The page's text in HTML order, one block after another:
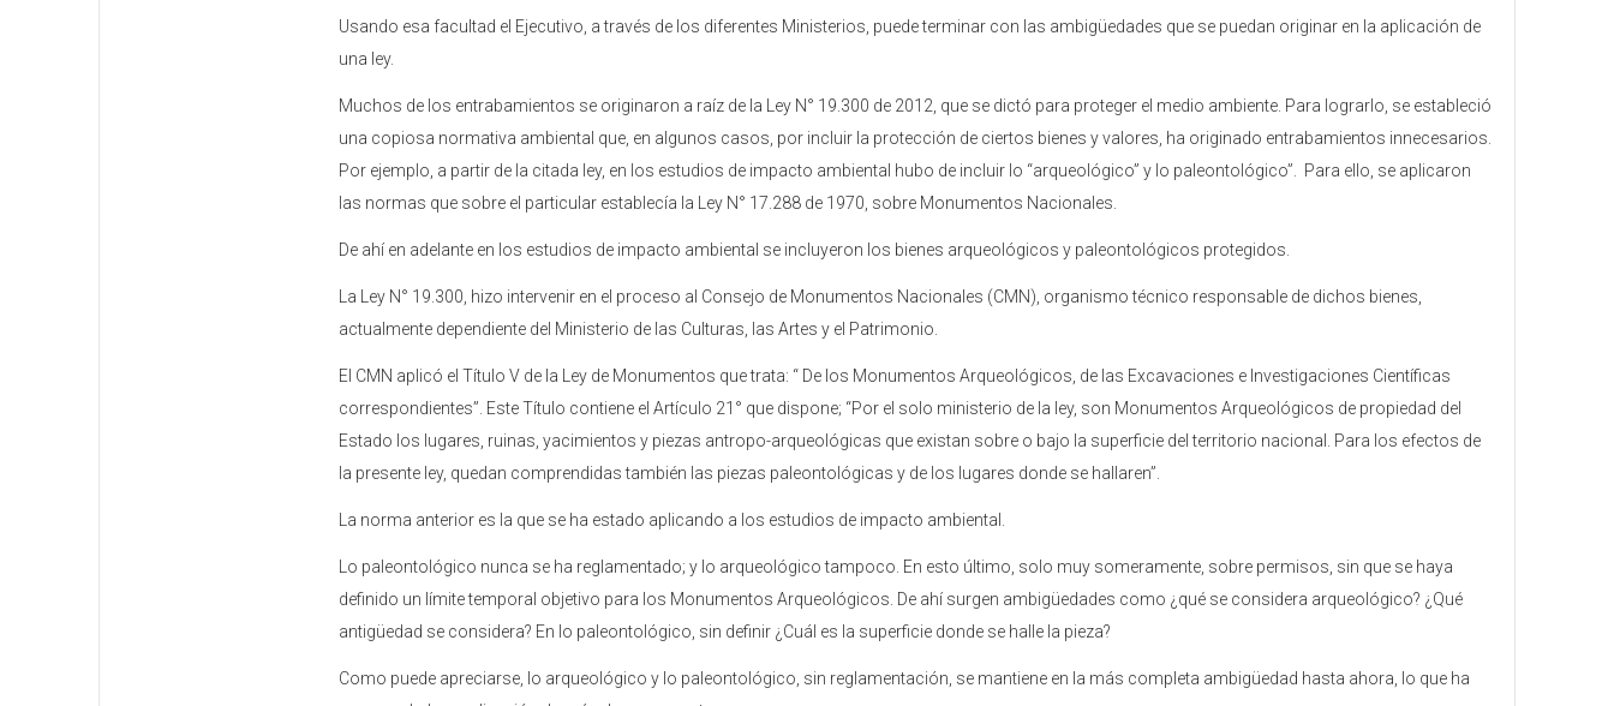
Usando esa facultad el Ejecutivo, a través de los diferentes Ministerios, puede terminar con las ambigüedades que se puedan originar en la aplicación de
una ley.
Muchos de los entrabamientos se originaron a raíz de la Ley N° 19.300 de 2012, que se dictó para proteger el medio ambiente. Para lograrlo, se estableció
una copiosa normativa ambiental que, en algunos casos, por incluir la protección de ciertos bienes y valores, ha originado entrabamientos innecesarios.
Por ejemplo, a partir de la citada ley, en los estudios de impacto ambiental hubo de incluir lo “arqueológico” y lo paleontológico”. Para ello, se aplicaron
las normas que sobre el particular establecía la Ley N° 17.288 de 1970, sobre Monumentos Nacionales.
De ahí en adelante en los estudios de impacto ambiental se incluyeron los bienes arqueológicos y paleontológicos protegidos.
La Ley N° 19.300, hizo intervenir en el proceso al Consejo de Monumentos Nacionales (CMN), organismo técnico responsable de dichos bienes,
actualmente dependiente del Ministerio de las Culturas, las Artes y el Patrimonio.
El CMN aplicó el Título V de la Ley de Monumentos que trata: “ De los Monumentos Arqueológicos, de las Excavaciones e Investigaciones Científicas
correspondientes”. Este Título contiene el Artículo 21° que dispone; “Por el solo ministerio de la ley, son Monumentos Arqueológicos de propiedad del
Estado los lugares, ruinas, yacimientos y piezas antropo-arqueológicas que existan sobre o bajo la superficie del territorio nacional. Para los efectos de
la presente ley, quedan comprendidas también las piezas paleontológicas y de los lugares donde se hallaren”.
La norma anterior es la que se ha estado aplicando a los estudios de impacto ambiental.
Lo paleontológico nunca se ha reglamentado; y lo arqueológico tampoco. En esto último, solo muy someramente, sobre permisos, sin que se haya
definido un límite temporal objetivo para los Monumentos Arqueológicos. De ahí surgen ambigüedades como ¿qué se considera arqueológico? ¿Qué
antigüedad se considera? En lo paleontológico, sin definir ¿Cuál es la superficie donde se halle la pieza?
Como puede apreciarse, lo arqueológico y lo paleontológico, sin reglamentación, se mantiene en la más completa ambigüedad hasta ahora, lo que ha